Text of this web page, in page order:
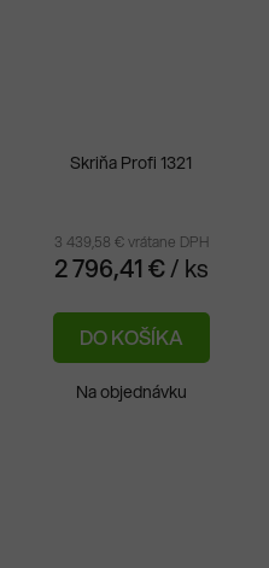
Skriňa Profi 1321
3 439,58 € vrátane DPH
2 796,41 €/ ks
DO KOŠÍKA
Na objednávku